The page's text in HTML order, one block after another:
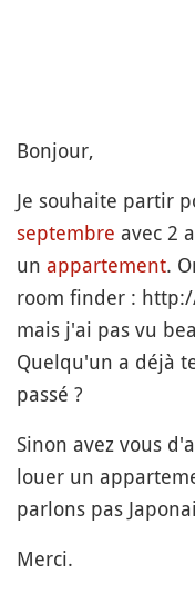
Bonjour,
Je souhaite partir
septembre avec 2
un appartement.
room finder :
mais j'ai pas vu
Quelqu'un a déjà
passé ?
Sinon avez vous
louer un
parlons pas
Merci.